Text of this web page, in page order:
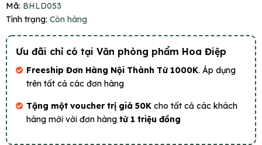
Mã: BHLD053
Tình trạng: Còn hàng
Ưu đãi chỉ có tại Văn phòng phẩm Hoa Điệp
Freeship Đơn Hàng Nội Thành Từ 1000K. Áp dụng
trên tất cả các đơn hàng
Tặng một voucher trị giá 50K cho tất cả các khách
hàng mới với đơn hàng từ 1 triệu đồng